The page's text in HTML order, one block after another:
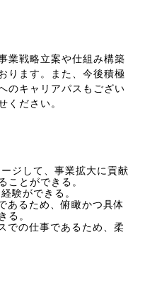
業戦略立案や仕組み構築
ります。また、今後積極
のキャリアパスもござい
ください。
ジして、事業拡大に貢献
ことができる。
験ができる。
あるため、俯瞰かつ具体
る。
での仕事であるため、柔